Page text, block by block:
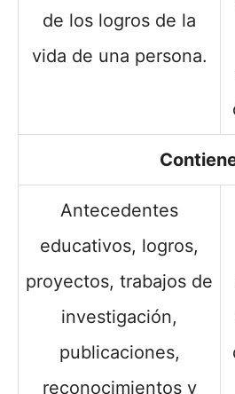
de los logros de la
vida de una persona.
Antecedentes
educativos, logros,
proyectos, trabajos de
investigación,
publicaciones,
reconocimientos y